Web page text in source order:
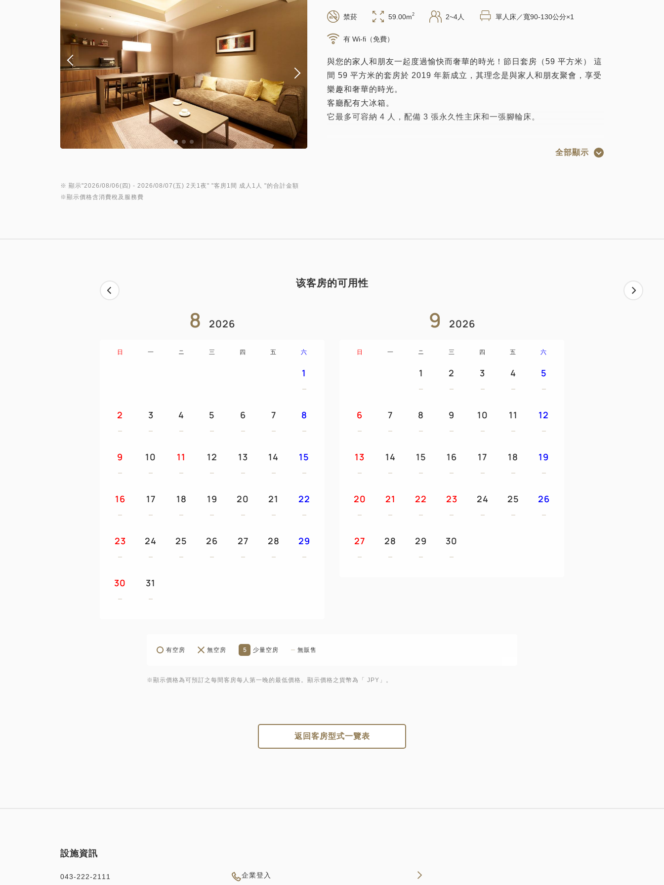
禁菸 59.00m2 2~4人 單人床／寬90-130公分×1
有 Wi-fi（免費）
與您的家人和朋友一起度過愉快而奢華的時光！節日套房（59 平方米） 這
間 59 平方米的套房於 2019 年新成立，其理念是與家人和朋友聚會，享受
樂趣和奢華的時光。
客廳配有大冰箱。
它最多可容納 4 人，配備 3 張永久性主床和一張腳輪床。
所有客房均提供 Wi-Fi（無線局域網）互聯網連接。它還有一個有線 LAN
面巾/洗臉巾/睡衣/拖鞋/電視/水壺/冰箱/加濕空氣淨化器功能機/淋浴衛生間/
● 兒童租賃設備（請提前聯繫我們）
厘米，寬46厘米）
全部顯示
※ 顯示"2026/08/06(四) - 2026/08/07(五) 2天1夜" "客房1間 成人1人 "的合計金額
※顯示價格含消費稅及服務費
该客房的可用性
8 2026
日 一 ニ 三 四 五 六
1
2 3 4 5 6 7 8
9 10 11 12 13 14 15
16 17 18 19 20 21 22
23 24 25 26 27 28 29
30 31
9 2026
日 一 ニ 三 四 五 六
1 2 3 4 5
6 7 8 9 10 11 12
13 14 15 16 17 18 19
20 21 22 23 24 25 26
27 28 29 30
有空房 無空房 5 少量空房 無販售
※顯示價格為可預訂之每間客房每人第一晚的最低價格。顯示價格之貨幣為「 JPY」。
返回客房型式一覽表
設施資訊
043-222-2111 企業登入